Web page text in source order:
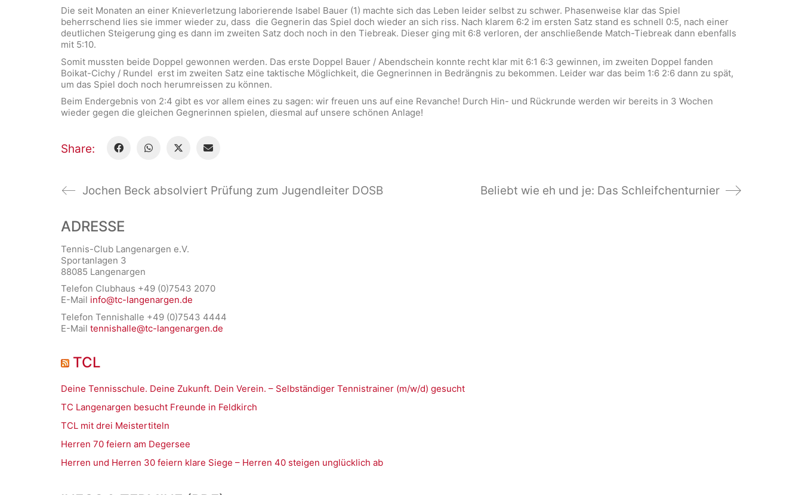
Die seit Monaten an einer Knieverletzung laborierende Isabel Bauer (1) machte sich das Leben leider selbst zu schwer. Phasenweise klar das Spiel
beherrschend lies sie immer wieder zu, dass die Gegnerin das Spiel doch wieder an sich riss. Nach klarem 6:2 im ersten Satz stand es schnell 0:5, nach einer
deutlichen Steigerung ging es dann im zweiten Satz doch noch in den Tiebreak. Dieser ging mit 6:8 verloren, der anschließende Match-Tiebreak dann ebenfalls
mit 5:10.
Somit mussten beide Doppel gewonnen werden. Das erste Doppel Bauer / Abendschein konnte recht klar mit 6:1 6:3 gewinnen, im zweiten Doppel fanden
Boikat-Cichy / Rundel erst im zweiten Satz eine taktische Möglichkeit, die Gegnerinnen in Bedrängnis zu bekommen. Leider war das beim 1:6 2:6 dann zu spät,
um das Spiel doch noch herumreissen zu können.
Beim Endergebnis von 2:4 gibt es vor allem eines zu sagen: wir freuen uns auf eine Revanche! Durch Hin- und Rückrunde werden wir bereits in 3 Wochen
wieder gegen die gleichen Gegnerinnen spielen, diesmal auf unsere schönen Anlage!
Share:
Jochen Beck absolviert Prüfung zum Jugendleiter DOSB Beliebt wie eh und je: Das Schleifchenturnier
ADRESSE
Tennis-Club Langenargen e.V.
Sportanlagen 3
88085 Langenargen
Telefon Clubhaus +49 (0)7543 2070
E-Mail info@tc-langenargen.de
Telefon Tennishalle +49 (0)7543 4444
E-Mail tennishalle@tc-langenargen.de
TCL
Deine Tennisschule. Deine Zukunft. Dein Verein. – Selbständiger Tennistrainer (m/w/d) gesucht
TC Langenargen besucht Freunde in Feldkirch
TCL mit drei Meistertiteln
Herren 70 feiern am Degersee
Herren und Herren 30 feiern klare Siege – Herren 40 steigen unglücklich ab